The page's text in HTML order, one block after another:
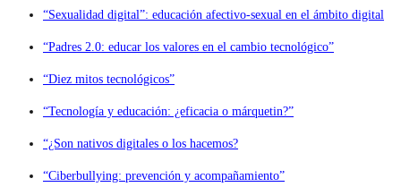
“Sexualidad digital”: educación afectivo-sexual en el ámbito digital
“Padres 2.0: educar los valores en el cambio tecnológico”
“Diez mitos tecnológicos”
“Tecnología y educación: ¿eficacia o márquetin?”
“¿Son nativos digitales o los hacemos?
“Ciberbullying: prevención y acompañamiento”